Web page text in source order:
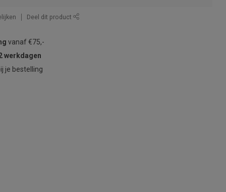
Deel dit product
vanaf €75,-
werkdagen
je bestelling